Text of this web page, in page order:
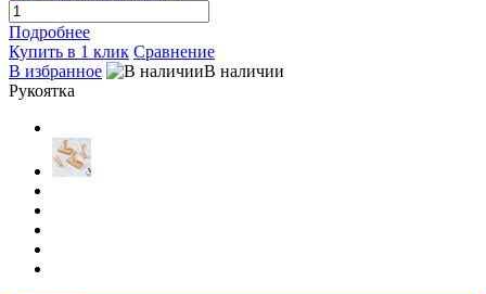
Подробнее
Купить в 1 клик Сравнение
В избранное
В наличии
Рукоятка